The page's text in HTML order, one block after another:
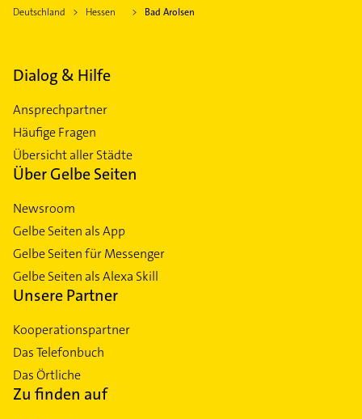
Deutschland Hessen Bad Arolsen
Dialog & Hilfe
Ansprechpartner
Häufige Fragen
Übersicht aller Städte
Über Gelbe Seiten
Newsroom
Gelbe Seiten als App
Gelbe Seiten für Messenger
Gelbe Seiten als Alexa Skill
Unsere Partner
Kooperationspartner
Das Telefonbuch
Das Örtliche
Zu finden auf